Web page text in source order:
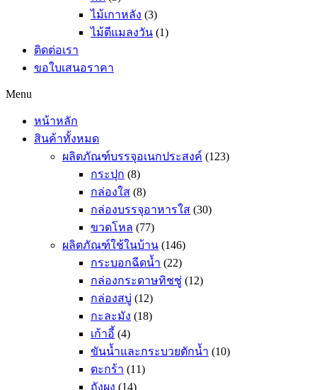
ไม้เกาหลัง (3)
ไม้ตีแมลงวัน (1)
ติดต่อเรา
ขอใบเสนอราคา
Menu
หน้าหลัก
สินค้าทั้งหมด
ผลิตภัณฑ์บรรจุอเนกประสงค์ (123)
กระปุก (8)
กล่องใส (8)
กล่องบรรจุอาหารใส (30)
ขวดโหล (77)
ผลิตภัณฑ์ใช้ในบ้าน (146)
กระบอกฉีดน้ำ (22)
กล่องกระดาษทิชชู่ (12)
กล่องสบู่ (12)
กะละมัง (18)
เก้าอี้ (4)
ขันน้ำและกระบวยตักน้ำ (10)
ตะกร้า (11)
ถังผง (14)